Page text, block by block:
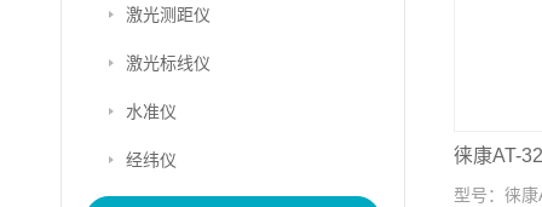
激光测距仪
激光标线仪
水准仪
经纬仪 徕康AT-
型号： 徕康